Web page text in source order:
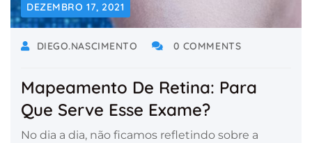
DEZEMBRO 17, 2021
DIEGO.NASCIMENTO 0 COMMENTS
Mapeamento De Retina: Para
Que Serve Esse Exame?
No dia a dia, não ficamos refletindo sobre a